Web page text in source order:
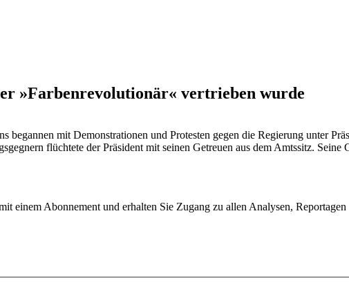
»Farbenrevolutionär« vertrieben wurde
mit Demonstrationen und Protesten gegen die Regierung unter
flüchtete der Präsident mit seinen Getreuen aus dem Amtssitz.
einem Abonnement und erhalten Sie Zugang zu allen Analysen,